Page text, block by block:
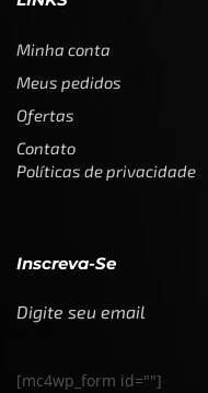
Minha conta
Meus pedidos
Ofertas
Contato
Políticas de privacidade
Inscreva-Se
Digite seu email
[mc4wp_form id=""]